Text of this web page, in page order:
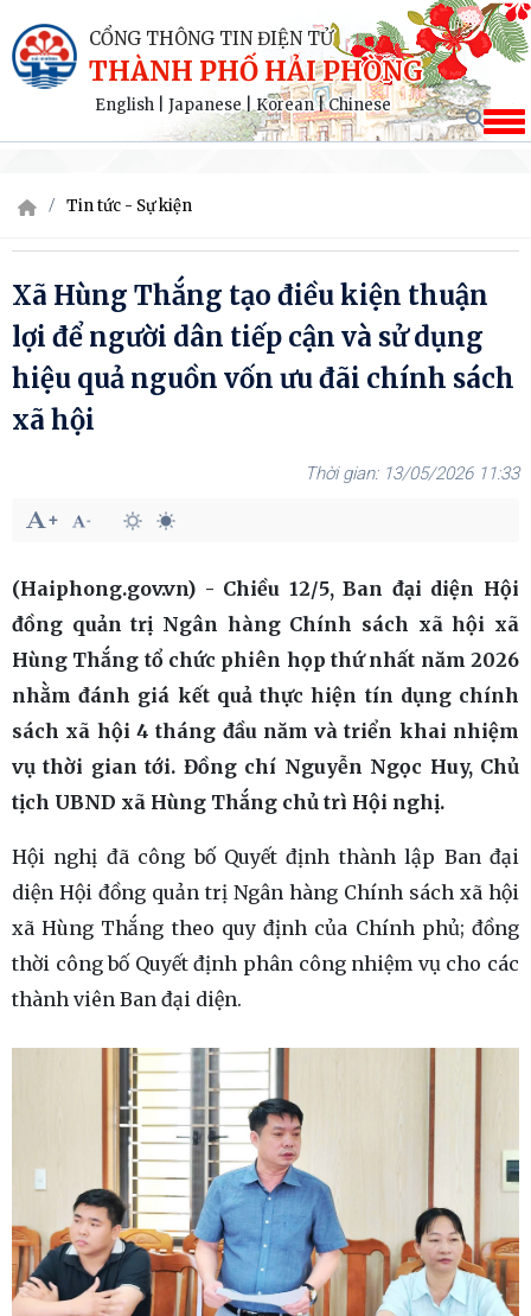
CỔNG THÔNG TIN ĐIỆN TỬ
THÀNH PHỐ HẢI PHÒNG
English Japanese|Korean|Chinese
Tin tức - Sự kiện
Xã Hùng Thắng tạo điều kiện thuận
lợi để người dân tiếp cận và sử dụng
hiệu quả nguồn vốn ưu đãi chính sách
xã hội
13/05/2026 11:33
(Haiphong.gov.vn) - Chiều 12/5, Ban đại diện Hội
đồng quản trị Ngân hàng Chính sách xã hội xã
Hùng Thắng tổ chức phiên họp thứ nhất năm 2026
nhằm đánh giá kết quả thực hiện tín dụng chính
sách xã hội 4 tháng đầu năm và triển khai nhiệm
vụ thời gian tới. Đồng chí Nguyễn Ngọc Huy, Chủ
tịch UBND xã Hùng Thắng chủ trì Hội nghị.
Hội nghị đã công bố Quyết định thành lập Ban đại
diện Hội đồng quản trị Ngân hàng Chính sách xã hội
xã Hùng Thắng theo quy định của Chính phủ; đồng
thời công bố Quyết định phân công nhiệm vụ cho các
thành viên Ban đại diện.